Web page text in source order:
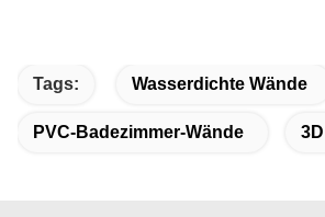
Tags: Wasserdichte Wände
PVC-Badezimmer-Wände